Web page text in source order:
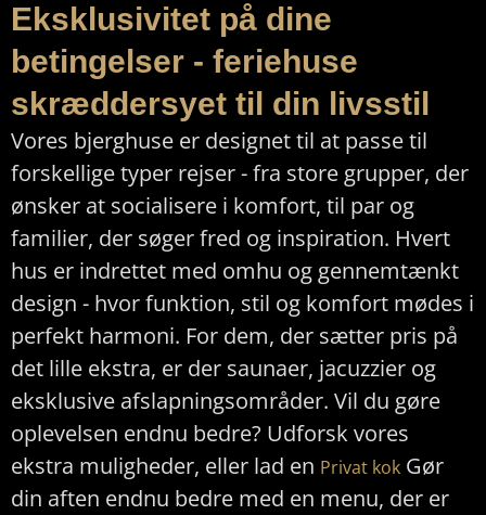
Eksklusivitet på dine
betingelser - feriehuse
skræddersyet til din livsstil
Vores bjerghuse er designet til at passe til
forskellige typer rejser - fra store grupper, der
ønsker at socialisere i komfort, til par og
familier, der søger fred og inspiration. Hvert
hus er indrettet med omhu og gennemtænkt
design - hvor funktion, stil og komfort mødes i
perfekt harmoni. For dem, der sætter pris på
det lille ekstra, er der saunaer, jacuzzier og
eksklusive afslapningsområder. Vil du gøre
oplevelsen endnu bedre? Udforsk vores
ekstra muligheder, eller lad en Privat kok Gør
din aften endnu bedre med en menu, der er